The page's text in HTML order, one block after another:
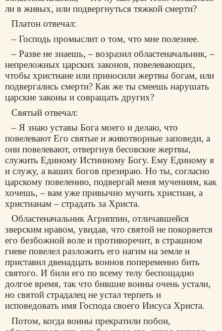
ли в живых, или подвергнуться тяжкой смерти?
Платон отвечал:
– Господь промыслит о том, что мне полезнее.
– Разве не знаешь, – возразил областеначальник, –
непреложных царских законов, повелевающих,
чтобы христиане или приносили жертвы богам, или
подвергались смерти? Как же ты смеешь нарушать
царские законы и совращать других?
Святый отвечал:
– Я знаю уставы Бога моего и делаю, что
повелевают Его святые и животворные заповеди, а
они повелевают, отвергнув бесовские жертвы,
служить Единому Истинному Богу. Ему Единому я
и служу, а ваших богов презираю. Но ты, согласно
царскому повелению, подвергай меня мучениям, как
хочешь, – вам уже привычно мучить христиан, а
христианам – страдать за Христа.
Областеначальник Агриппин, отличавшейся
зверским нравом, увидав, что святой не покоряется
его безбожной воле и противоречит, в страшном
гневе повелел разложить его нагим на земле и
приставил двенадцать воинов попеременно бить
святого. И били его по всему телу беспощадно
долгое время, так что бившие воины очень устали,
но святой страдалец не устал терпеть и
исповедовать имя Господа своего Иисуса Христа.
Потом, когда воины прекратили побои,